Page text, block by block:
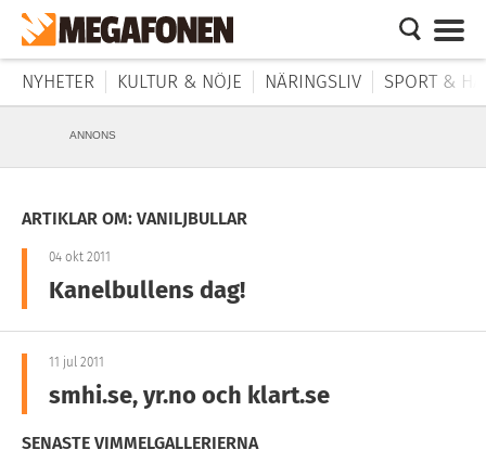
NYHETER KULTUR & NÖJE NÄRINGSLIV SPORT &
ANNONS
ARTIKLAR OM: VANILJBULLAR
04 okt 2011
Kanelbullens dag!
11 jul 2011
smhi.se, yr.no och klart.se
SENASTE VIMMELGALLERIERNA